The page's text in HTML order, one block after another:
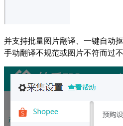
并支持批量图片翻译、一键自动
手动翻译不规范或图片不符而过不